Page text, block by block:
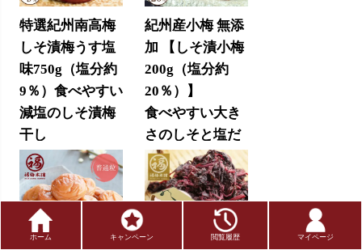
特選紀州南高梅
しそ漬梅うす塩
味750g（塩分約
9％）食べやすい
減塩のしそ漬梅
干し
5,100円 (税込)
紀州産小梅 無添
加 【しそ漬小梅
200g（塩分約
20％）】
食べやすい大き
さのしそと塩だ
けで漬けた梅干
し
1,700円(税込)
ホーム キャンペーン 閲覧履歴 マイページ